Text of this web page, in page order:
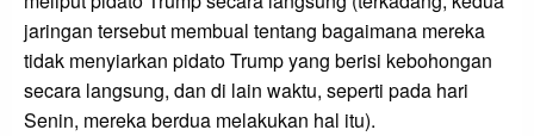
jaringan tersebut membual tentang bagaimana mereka
tidak menyiarkan pidato Trump yang berisi kebohongan
secara langsung, dan di lain waktu, seperti pada hari
Senin, mereka berdua melakukan hal itu).